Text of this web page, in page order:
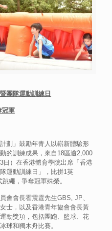
團隊運動訓練日
冠軍
劃」鼓勵年青人以嶄新體驗形
的訓練成果，來自18區逾2,000
日）在香港體育學院出席「香港
運動訓練日」，比拼1英
繩，爭奪冠軍殊榮。
會會長霍震霆先生GBS, JP、
士，以及香港青年協會會長黃
動獎項，包括團跑、籃球、花
球和獨木舟比賽。